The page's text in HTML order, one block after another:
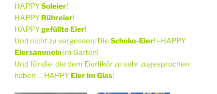
HAPPYSoleier!
HAPPYRühreier!
HAPPYgefüllte Eier!
Und nicht zu vergessen: Die Schoko-Eier! –HAPPY
Eiersammeln im Garten!
Und für die, die dem Eierlikör zu sehr zugesprochen
haben … HAPPYEier im Glas!